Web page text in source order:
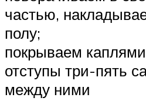
частью,
полу;
покрываем
отступы три-пять
между ними